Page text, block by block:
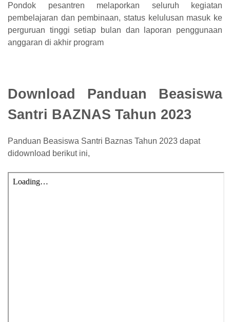
Pondok pesantren melaporkan seluruh kegiatan
pembelajaran dan pembinaan, status kelulusan masuk ke
perguruan tinggi setiap bulan dan laporan penggunaan
anggaran di akhir program
Download Panduan Beasiswa
Santri BAZNAS Tahun 2023
Panduan Beasiswa Santri Baznas Tahun 2023 dapat
didownload berikut ini,